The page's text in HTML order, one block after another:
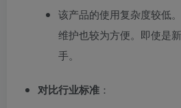
该产品的使用复杂度较低
维护也较为方便。即使是
手。
对比行业标准 ：